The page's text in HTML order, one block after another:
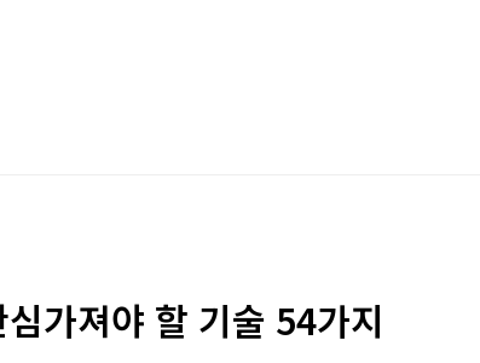
가져야 할 기술 54가지